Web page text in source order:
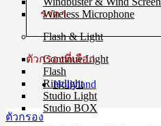
Wireless Microphone
Flash & Light
Continue Light
Flash
Ringlight
Studio Light
Studio BOX
ราคา
ตัวกรองที่เลือก
Hollyland
ตัวกรอง